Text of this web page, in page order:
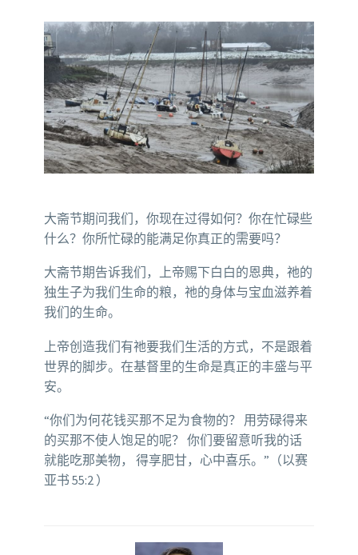
大斋节期问我们，你现在过得如何？你在忙碌些
什么？你所忙碌的能满足你真正的需要吗？
大斋节期告诉我们，上帝赐下白白的恩典，祂的
独生子为我们生命的粮，祂的身体与宝血滋养着
我们的生命。
上帝创造我们有祂要我们生活的方式，不是跟着
世界的脚步。在基督里的生命是真正的丰盛与平
安。
“你们为何花钱买那不足为食物的？ 用劳碌得来
的买那不使人饱足的呢？ 你们要留意听我的话
就能吃那美物， 得享肥甘，心中喜乐。”（以赛
亚书 55:2 ）